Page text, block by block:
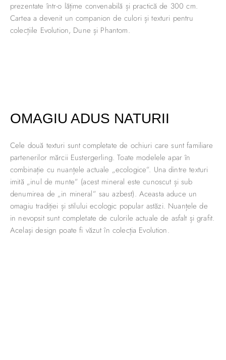
prezentate într-o lățime convenabilă și practică de 300 cm.
Cartea a devenit un companion de culori și texturi pentru
colecțiile Evolution, Dune și Phantom.
OMAGIU ADUS NATURII
Cele două texturi sunt completate de ochiuri care sunt familiare
partenerilor mărcii Eustergerling. Toate modelele apar în
combinație cu nuanțele actuale „ecologice”. Una dintre texturi
imită „inul de munte” (acest mineral este cunoscut și sub
denumirea de „in mineral” sau azbest). Aceasta aduce un
omagiu tradiției și stilului ecologic popular astăzi. Nuanțele de
in nevopsit sunt completate de culorile actuale de asfalt și grafit.
Același design poate fi văzut în colecția Evolution.